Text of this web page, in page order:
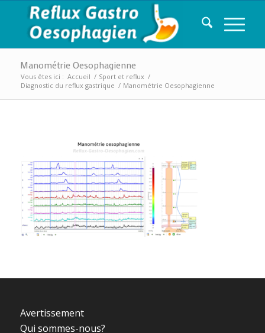
Manométrie Oesophagienne
Vous êtes ici : Accueil / Sport et reflux /
Diagnostic du reflux gastrique / Manométrie Oesophagienne
Avertissement
Qui sommes-nous?